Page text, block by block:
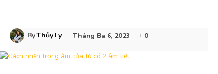
ByThủy Ly Tháng Ba 6, 2023 0